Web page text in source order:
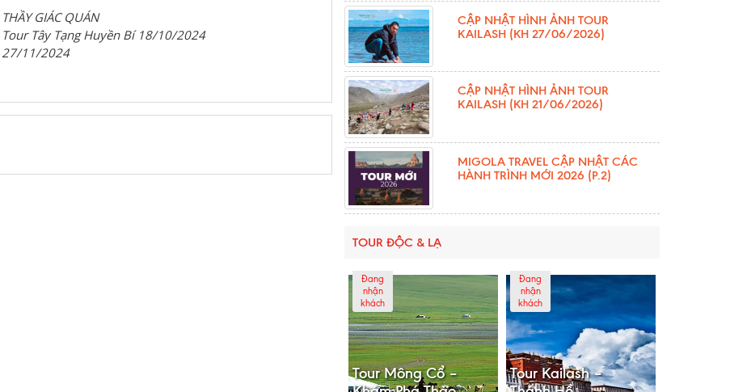
THẦY GIÁC QUÁN
Tour Tây Tạng Huyền Bí 18/10/2024
27/11/2024
CẬP NHẬT HÌNH ẢNH TOUR
KAILASH (KH 27/06/2026)
CẬP NHẬT HÌNH ẢNH TOUR
KAILASH (KH 21/06/2026)
MIGOLA TRAVEL CẬP NHẬT CÁC
HÀNH TRÌNH MỚI 2026 (P.2)
TOUR ĐỘC & LẠ
Đang
nhận
khách
Tour Mông Cổ –
Đang
nhận
khách
Tour Kailash –